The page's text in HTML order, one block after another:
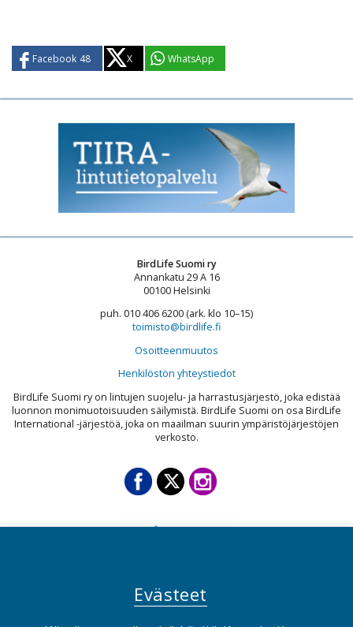
Facebook 48 X WhatsApp
BirdLife Suomi ry
Annankatu 29 A 16
00100 Helsinki
puh. 010 406 6200 (ark. klo 10–15)
toimisto@birdlife.fi
Osoitteenmuutos
Henkilöstön yhteystiedot
BirdLife Suomi ry on lintujen suojelu- ja harrastusjärjestö, joka edistää
luonnon monimuotoisuuden säilymistä. BirdLife Suomi on osa BirdLife
International -järjestöä, joka on maailman suurin ympäristöjärjestöjen
verkosto.
Evästeet